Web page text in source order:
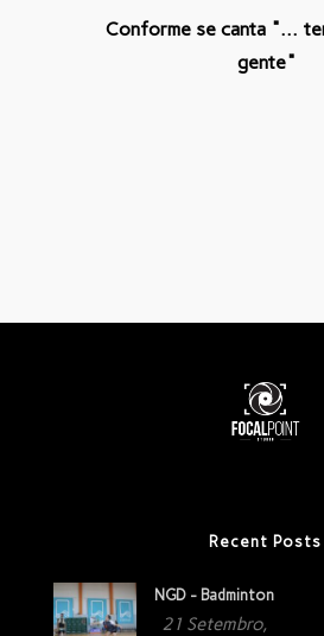
Conforme se canta "...
gente"
Recent Posts
NGD - Badminton
21 Setembro,